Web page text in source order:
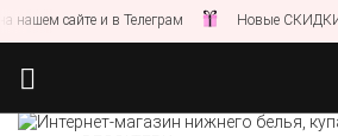
сайте и в Телеграм Новые СКИДКИ